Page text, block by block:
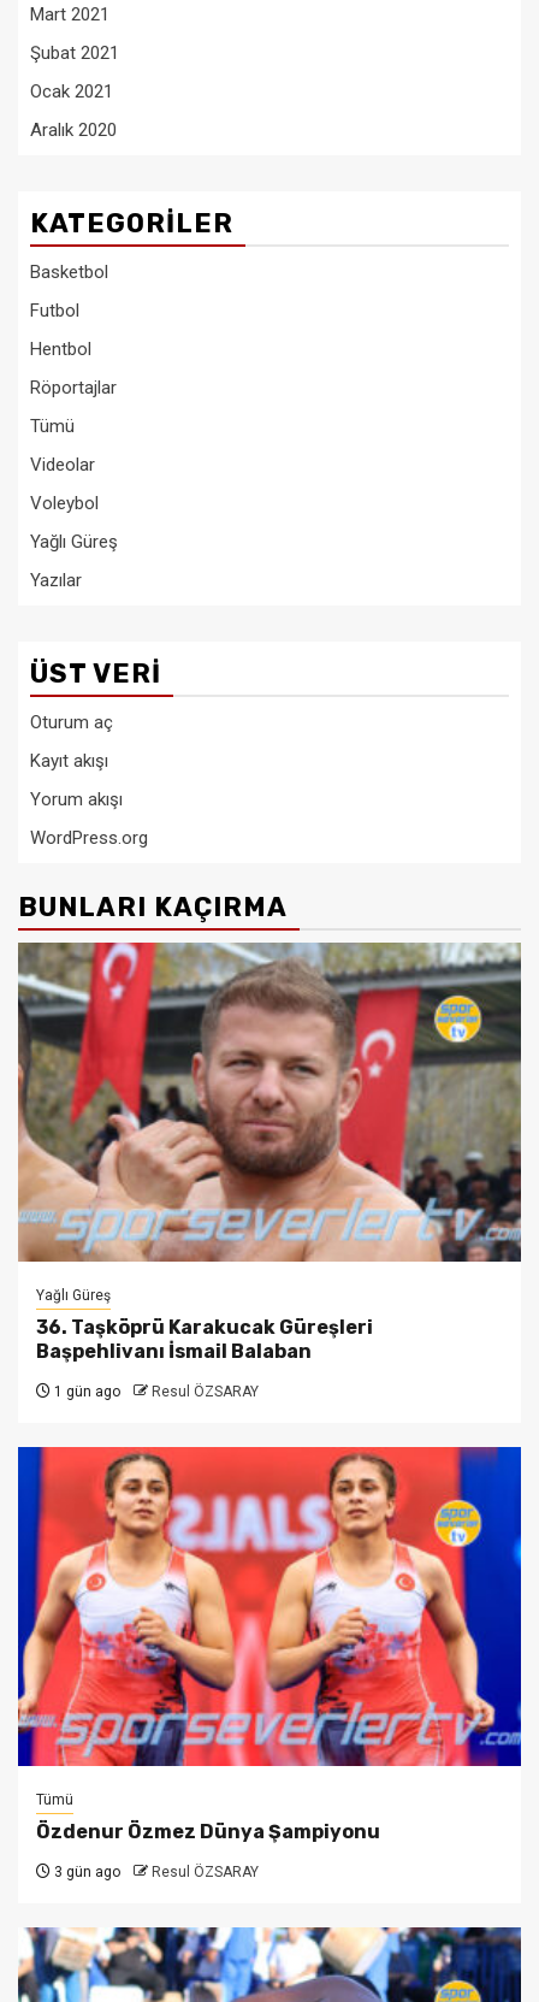
Mart 2021
Şubat 2021
Ocak 2021
Aralık 2020
KATEGORILER
Basketbol
Futbol
Hentbol
Röportajlar
Tümü
Videolar
Voleybol
Yağlı Güreş
Yazılar
ÜST VERI
Oturum aç
Kayıt akışı
Yorum akışı
WordPress.org
BUNLARI KAÇIRMA
Yağlı Güreş
36. Taşköprü Karakucak Güreşleri
Başpehlivanı İsmail Balaban
1 gün ago Resul ÖZSARAY
Tümü
Özdenur Özmez Dünya Şampiyonu
3 gün ago Resul ÖZSARAY